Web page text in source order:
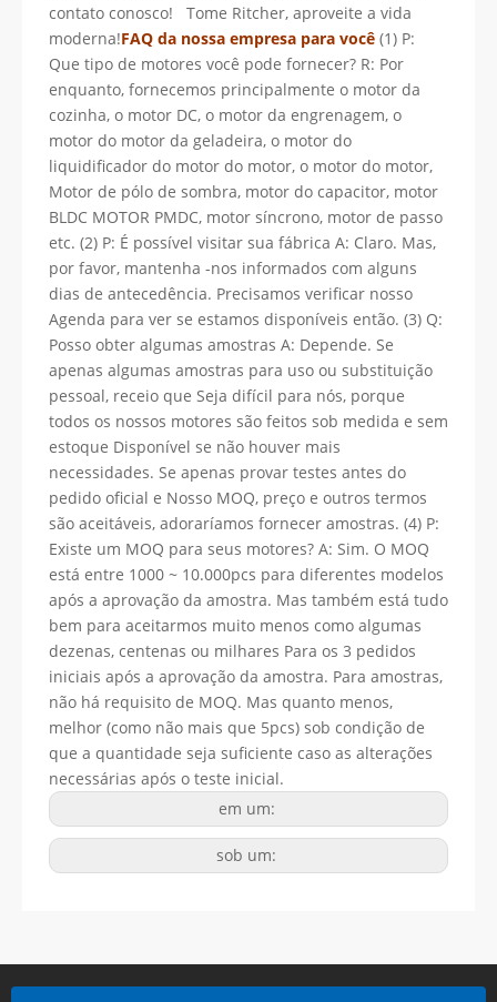
contato conosco! Tome Ritcher, aproveite a vida
moderna!FAQ da nossa empresa para você (1) P:
Que tipo de motores você pode fornecer? R: Por
enquanto, fornecemos principalmente o motor da
cozinha, o motor DC, o motor da engrenagem, o
motor do motor da geladeira, o motor do
liquidificador do motor do motor, o motor do motor,
Motor de pólo de sombra, motor do capacitor, motor
BLDC MOTOR PMDC, motor síncrono, motor de passo
etc. (2) P: É possível visitar sua fábrica A: Claro. Mas,
por favor, mantenha -nos informados com alguns
dias de antecedência. Precisamos verificar nosso
Agenda para ver se estamos disponíveis então. (3) Q:
Posso obter algumas amostras A: Depende. Se
apenas algumas amostras para uso ou substituição
pessoal, receio que Seja difícil para nós, porque
todos os nossos motores são feitos sob medida e sem
estoque Disponível se não houver mais
necessidades. Se apenas provar testes antes do
pedido oficial e Nosso MOQ, preço e outros termos
são aceitáveis, adoraríamos fornecer amostras. (4) P:
Existe um MOQ para seus motores? A: Sim. O MOQ
está entre 1000 ~ 10.000pcs para diferentes modelos
após a aprovação da amostra. Mas também está tudo
bem para aceitarmos muito menos como algumas
dezenas, centenas ou milhares Para os 3 pedidos
iniciais após a aprovação da amostra. Para amostras,
não há requisito de MOQ. Mas quanto menos,
melhor (como não mais que 5pcs) sob condição de
que a quantidade seja suficiente caso as alterações
necessárias após o teste inicial.
em um:
sob um: